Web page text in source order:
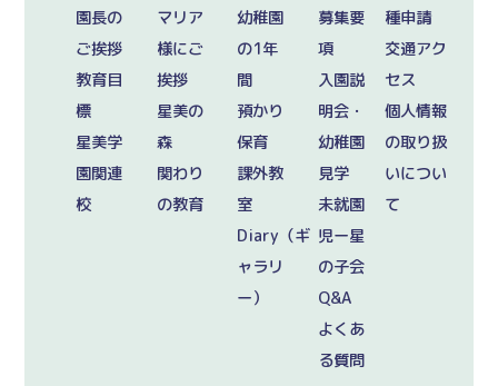
園長の
ご挨拶
教育目
標
星美学
園関連
校
マリア
様にご
挨拶
星美の
森
関わり
の教育
幼稚園
の1年
間
預かり
保育
課外教
室
Diary（ギ
ャラリ
ー）
募集要
項
入園説
明会・
幼稚園
見学
未就園
児ー星
の子会
Q&A
よくあ
る質問
種申請
交通アク
セス
個人情報
の取り扱
いについ
て